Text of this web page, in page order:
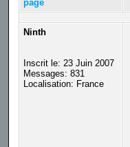
page
Ninth
Inscrit le: 23 Juin 2007
Messages: 831
Localisation: France